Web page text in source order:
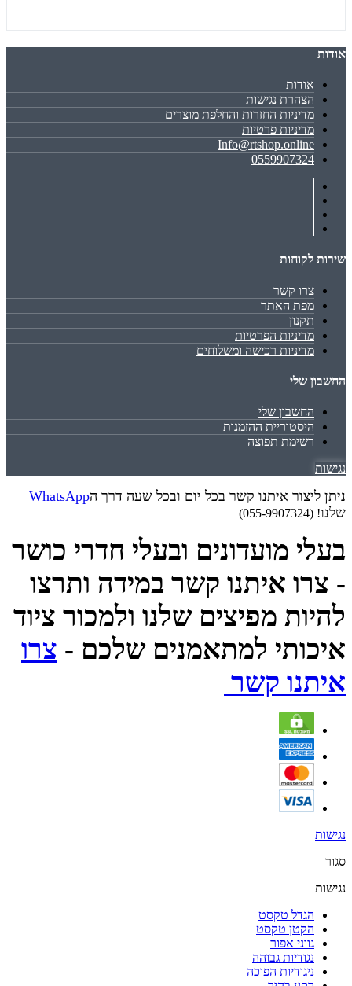
אודות
אודות
הצהרת נגישות
מדיניות החזרות והחלפת מוצרים
מדיניות פרטיות
Info@rtshop.online
0559907324
שירות לקוחות
צרו קשר
מפת האתר
תקנון
מדיניות הפרטיות
מדיניות רכישה ומשלוחים
החשבון שלי
החשבון שלי
היסטוריית ההזמנות
רשימת תפוצה
נגישות
ניתן ליצור איתנו קשר בכל יום ובכל שעה דרך הWhatsApp
שלנו! (055-9907324)
בעלי מועדונים ובעלי חדרי כושר
- צרו איתנו קשר במידה ותרצו
להיות מפיצים שלנו ולמכור ציוד
איכותי למתאמנים שלכם - צרו
איתנו קשר
נגישות
סגור
נגישות
הגדל טקסט
הקטן טקסט
גווני אפור
נגודיות גבוהה
ניגודיות הפוכה